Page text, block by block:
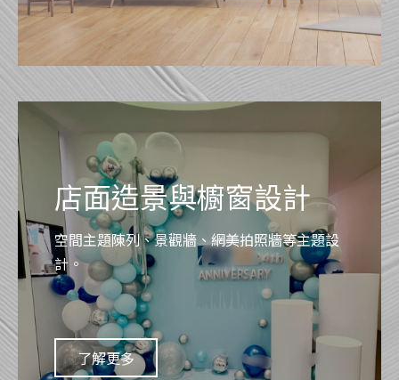
店面造景與櫥窗設計
空間主題陳列、景觀牆、網美拍照牆等主題設
計。
了解更多